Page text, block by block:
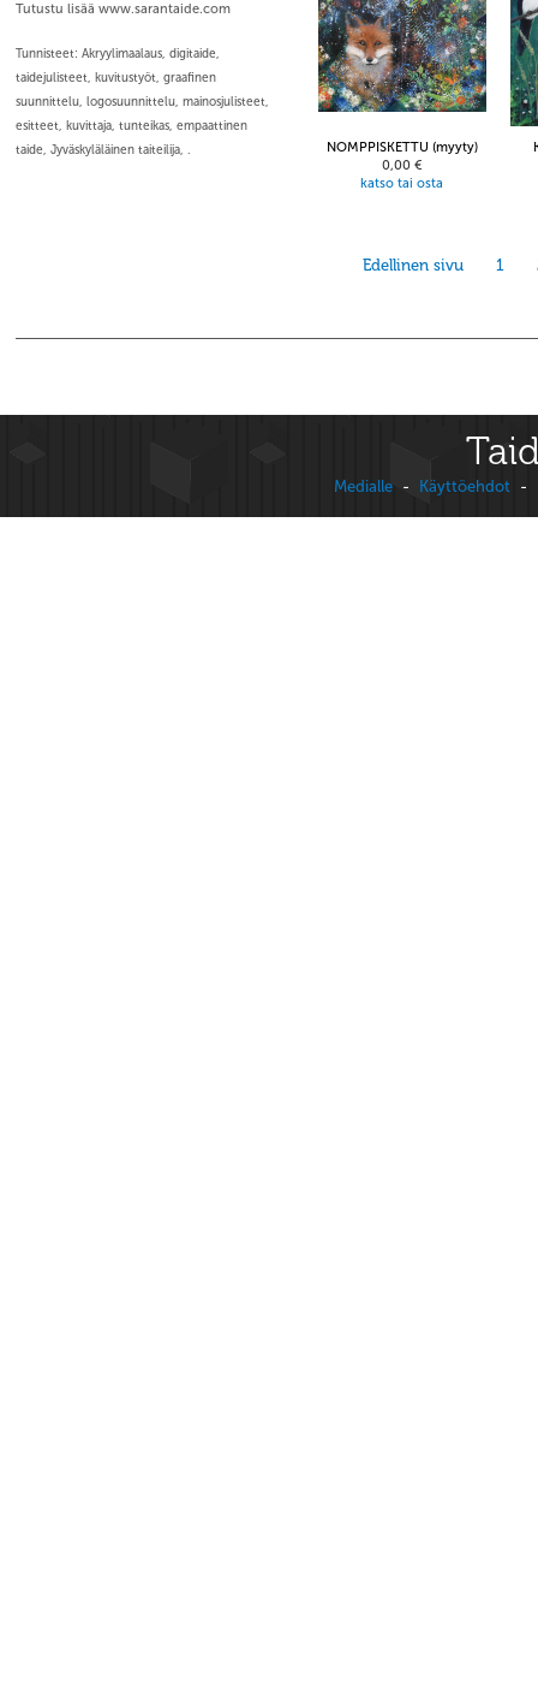
Tutustu lisää www.sarantaide.com
Tunnisteet: Akryylimaalaus, digitaide,
taidejulisteet, kuvitustyöt, graafinen
suunnittelu, logosuunnittelu, mainosjulisteet,
esitteet, kuvittaja, tunteikas, empaattinen
taide, Jyväskyläläinen taiteilija, .
NOMPPISKETTU (myyty)
0,00 €
katso tai osta
Edellinen sivu 1
Medialle - Käyttöehdot -